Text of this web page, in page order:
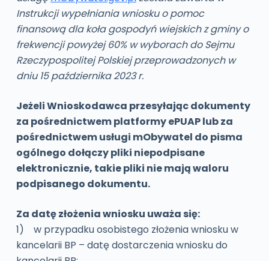
Instrukcji wypełniania wniosku o pomoc
finansową dla koła gospodyń wiejskich z gminy o
frekwencji powyżej 60% w wyborach do Sejmu
Rzeczypospolitej Polskiej przeprowadzonych w
dniu 15 października 2023 r.
Jeżeli Wnioskodawca przesyłając dokumenty
za pośrednictwem platformy ePUAP lub za
pośrednictwem usługi mObywatel do pisma
ogólnego dołączy pliki niepodpisane
elektronicznie, takie pliki nie mają waloru
podpisanego dokumentu.
Za datę złożenia wniosku uważa się:
1) w przypadku osobistego złożenia wniosku w
kancelarii BP – datę dostarczenia wniosku do